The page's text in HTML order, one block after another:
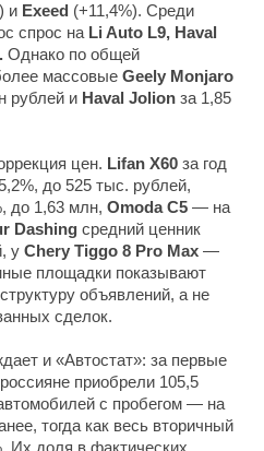
и Exeed (+11,4%). Среди
спрос на Li Auto L9, Haval
Однако по общей
массовые Geely Monjaro
рублей и Haval Jolion за 1,85
цен. Lifan X60 за год
до 525 тыс. рублей,
до 1,63 млн, Omoda C5 — на
Dashing средний ценник
у Chery Tiggo 8 Pro Max —
площадки показывают
объявлений, а не
сделок.
и «Автостат»: за первые
приобрели 105,5
с пробегом — на
тогда как весь вторичный